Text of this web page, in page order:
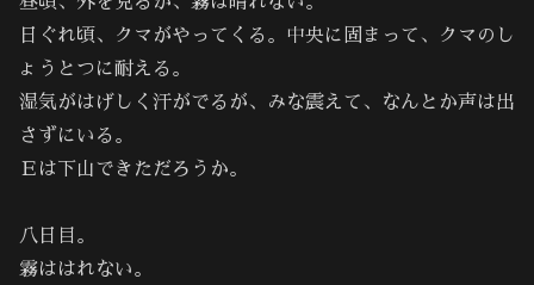
日ぐれ頃、クマがやってくる。中央に固まって、クマのし
ょうとつに耐える。
湿気がはげしく汗がでるが、みな震えて、なんとか声は出
さずにいる。
Ｅは下山できただろうか。
八日目。
霧ははれない。